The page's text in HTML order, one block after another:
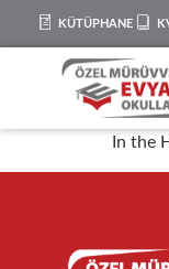
KÜTÜPHANE
In the